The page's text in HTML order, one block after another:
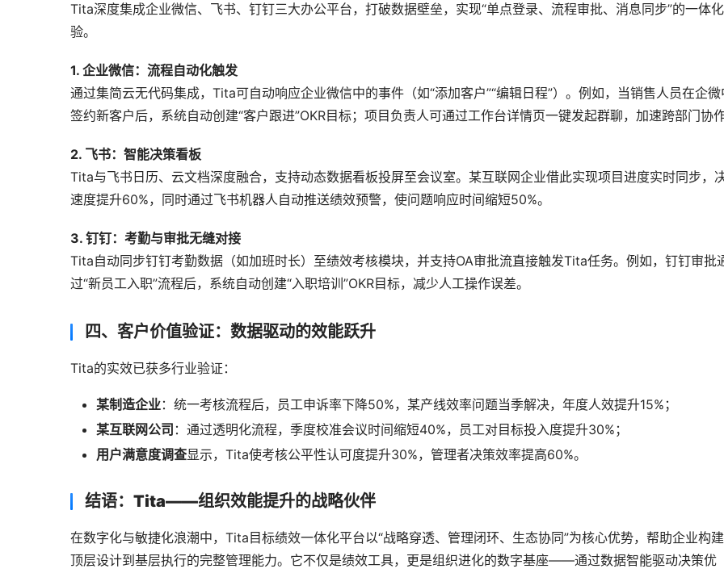
Tita深度集成企业微信、飞书、钉钉三大办公平台，打破数据壁垒，实现“单点登录、流程审批、消息同步”的一体
验。
1. 企业微信：流程自动化触发
通过集简云无代码集成，Tita可自动响应企业微信中的事件（如“添加客户”“编辑日程”）。例如，当销售人员在企微
签约新客户后，系统自动创建“客户跟进”OKR目标；项目负责人可通过工作台详情页一键发起群聊，加速跨部门协
2. 飞书：智能决策看板
Tita与飞书日历、云文档深度融合，支持动态数据看板投屏至会议室。某互联网企业借此实现项目进度实时同步，
速度提升60%，同时通过飞书机器人自动推送绩效预警，使问题响应时间缩短50%。
3. 钉钉：考勤与审批无缝对接
Tita自动同步钉钉考勤数据（如加班时长）至绩效考核模块，并支持OA审批流直接触发Tita任务。例如，钉钉审批
过“新员工入职”流程后，系统自动创建“入职培训”OKR目标，减少人工操作误差。
四、客户价值验证：数据驱动的效能跃升
Tita的实效已获多行业验证：
某制造企业：统一考核流程后，员工申诉率下降50%，某产线效率问题当季解决，年度人效提升15%；
某互联网公司 ：通过透明化流程，季度校准会议时间缩短40%，员工对目标投入度提升30%；
用户满意度调查显示，Tita使考核公平性认可度提升30%，管理者决策效率提高60%。
结语：Tita——组织效能提升的战略伙伴
在数字化与敏捷化浪潮中，Tita目标绩效一体化平台以“战略穿透、管理闭环、生态协同”为核心优势，帮助企业构
顶层设计到基层执行的完整管理能力。它不仅是绩效工具，更是组织进化的数字基座——通过数据智能驱动决策优